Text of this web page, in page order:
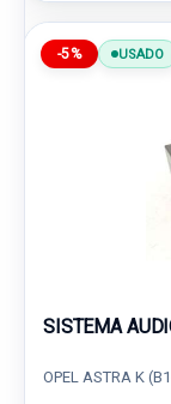
-5% USADO
SISTEMA
OPEL ASTRA K